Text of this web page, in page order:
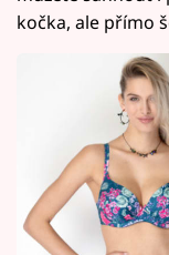
kočka, ale přímo